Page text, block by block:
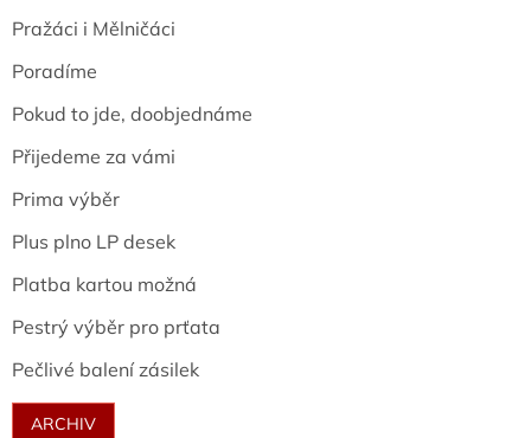
Pražáci i Mělničáci
Poradíme
Pokud to jde, doobjednáme
Přijedeme za vámi
Prima výběr
Plus plno LP desek
Platba kartou možná
Pestrý výběr pro prťata
Pečlivé balení zásilek
ARCHIV